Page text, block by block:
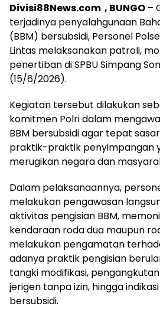
Divisi88News.com , BUNGO –
terjadinya penyalahgunaan
(BBM) bersubsidi, Personel
Lintas melaksanakan patroli,
penertiban di SPBU Simpang
(15/6/2026).
Kegiatan tersebut dilakukan
komitmen Polri dalam
BBM bersubsidi agar tepat
praktik-praktik penyimpangan
merugikan negara dan
Dalam pelaksanaannya,
melakukan pengawasan
aktivitas pengisian BBM,
kendaraan roda dua maupun
melakukan pengamatan
adanya praktik pengisian
tangki modifikasi,
jerigen tanpa izin, hingga
bersubsidi.